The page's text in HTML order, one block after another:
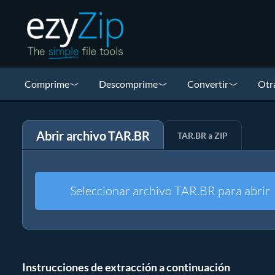
Comprime Descomprime Convertir
Abrir archivo TAR.BR TAR.BR a ZIP
Seleccionar archivo TAR.BR para abrir
Instrucciones de extracción a continuación